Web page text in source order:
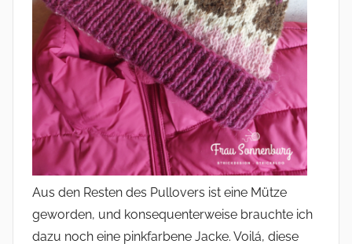
Aus den Resten des Pullovers ist eine Mütze
geworden, und konsequenterweise brauchte ich
dazu noch eine pinkfarbene Jacke. Voilá, diese